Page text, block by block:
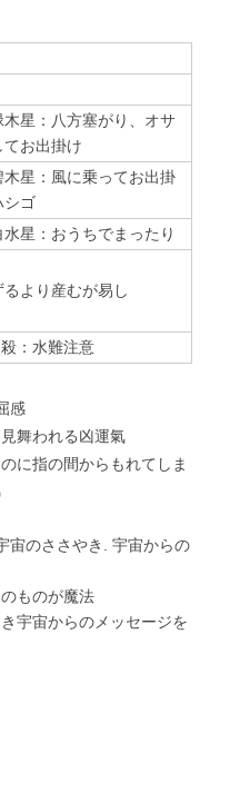
木星：八方塞がり、オサ
てお出掛け
木星：風に乗ってお出掛
シゴ
水星：おうちでまったり
るより産むが易し
：水難注意
感
舞われる凶運氣
に指の間からもれてしま
宙のささやき. 宇宙からの
ものが魔法
宇宙からのメッセージを